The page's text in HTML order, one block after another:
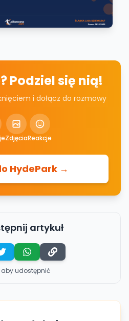
Podziel się nią!
i dołącz do rozmowy
ZdjęciaReakcje
HydePark →
artykuł
aby udostępnić